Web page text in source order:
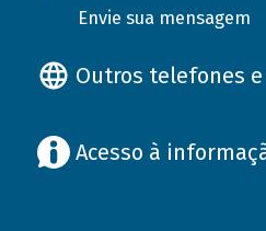
Envie sua mensagem
Outros telefones
Acesso à